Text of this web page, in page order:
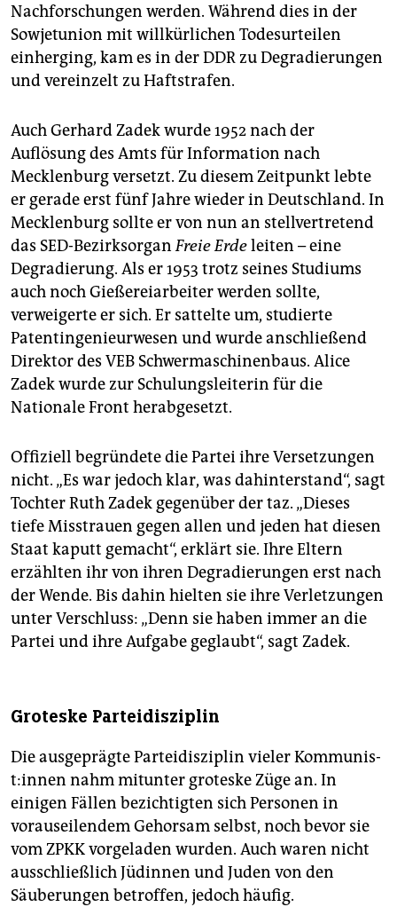
Nachforschungen werden. Während dies in der
Sowjetunion mit willkürlichen Todesurteilen
einherging, kam es in der DDR zu Degradierungen
und vereinzelt zu Haftstrafen.
Auch Gerhard Zadek wurde 1952 nach der
Auflösung des Amts für Information nach
Mecklenburg versetzt. Zu diesem Zeitpunkt lebte
er gerade erst fünf Jahre wieder in Deutschland. In
Mecklenburg sollte er von nun an stellvertretend
das SED-BezirksorganFreie Erdeleiten – eine
Degradierung. Als er 1953 trotz seines Studiums
auch noch Gießereiarbeiter werden sollte,
verweigerte er sich. Er sattelte um, studierte
Patentingenieurwesen und wurde anschließend
Direktor des VEB Schwermaschinenbaus. Alice
Zadek wurde zur Schulungsleiterin für die
Nationale Front herabgesetzt.
Offiziell begründete die Partei ihre Versetzungen
nicht. „Es war jedoch klar, was dahinterstand“, sagt
Tochter Ruth Zadek gegenüber der taz. „Dieses
tiefe Misstrauen gegen allen und jeden hat diesen
Staat kaputt gemacht“, erklärt sie. Ihre Eltern
erzählten ihr von ihren Degradierungen erst nach
der Wende. Bis dahin hielten sie ihre Verletzungen
unter Verschluss: „Denn sie haben immer an die
Partei und ihre Aufgabe geglaubt“, sagt Zadek.
Groteske Parteidisziplin
Die ausgeprägte Parteidisziplin vieler Kom­mu­nis­
t:in­nen nahm mitunter groteske Züge an. In
einigen Fällen bezichtigten sich Personen in
vorauseilendem Gehorsam selbst, noch bevor sie
vom ZPKK vorgeladen wurden. Auch waren nicht
ausschließlich Jüdinnen und Juden von den
Säuberungen betroffen, jedoch häufig.